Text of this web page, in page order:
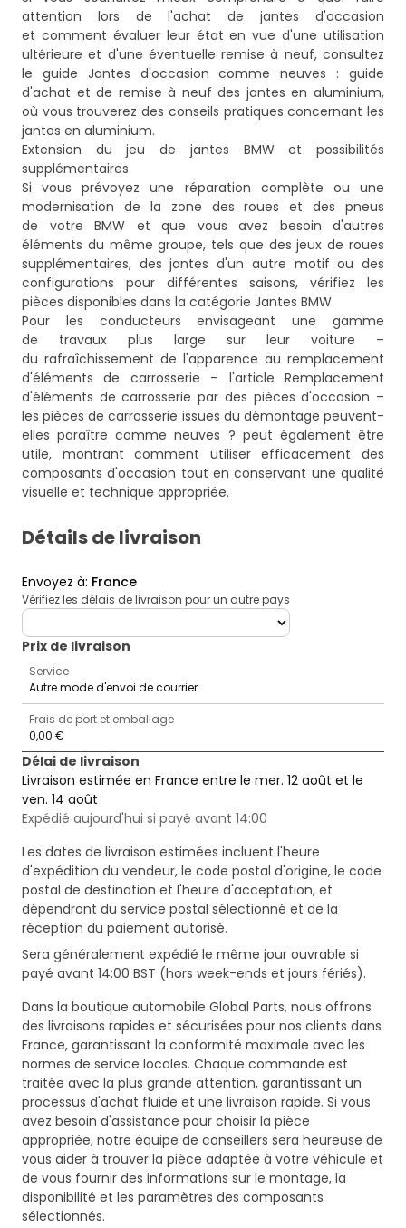
attention lors de l'achat de jantes d'occasion
et comment évaluer leur état en vue d'une utilisation
ultérieure et d'une éventuelle remise à neuf, consultez
le guide Jantes d'occasion comme neuves : guide
d'achat et de remise à neuf des jantes en aluminium,
où vous trouverez des conseils pratiques concernant les
jantes en aluminium.
Extension du jeu de jantes BMW et possibilités
supplémentaires
Si vous prévoyez une réparation complète ou une
modernisation de la zone des roues et des pneus
de votre BMW et que vous avez besoin d'autres
éléments du même groupe, tels que des jeux de roues
supplémentaires, des jantes d'un autre motif ou des
configurations pour différentes saisons, vérifiez les
pièces disponibles dans la catégorie Jantes BMW.
Pour les conducteurs envisageant une gamme
de travaux plus large sur leur voiture –
du rafraîchissement de l'apparence au remplacement
d'éléments de carrosserie – l'article Remplacement
d'éléments de carrosserie par des pièces d'occasion –
les pièces de carrosserie issues du démontage peuvent-
elles paraître comme neuves ? peut également être
utile, montrant comment utiliser efficacement des
composants d'occasion tout en conservant une qualité
visuelle et technique appropriée.
Détails de livraison
Envoyez à: France
Vérifiez les délais de livraison pour un autre pays
deliveryCountry
Prix ​​de livraison
Service
Autre mode d'envoi de courrier
Frais de port et emballage
0,00 €
Délai de livraison
Livraison estimée en France entre le mer. 12 août et le
ven. 14 août
Expédié aujourd'hui si payé avant 14:00
Les dates de livraison estimées incluent l'heure
d'expédition du vendeur, le code postal d'origine, le code
postal de destination et l'heure d'acceptation, et
dépendront du service postal sélectionné et de la
réception du paiement autorisé.
Sera généralement expédié le même jour ouvrable si
payé avant 14:00 BST (hors week-ends et jours fériés).
Dans la boutique automobile Global Parts, nous offrons
des livraisons rapides et sécurisées pour nos clients dans
France, garantissant la conformité maximale avec les
normes de service locales. Chaque commande est
traitée avec la plus grande attention, garantissant un
processus d'achat fluide et une livraison rapide. Si vous
avez besoin d'assistance pour choisir la pièce
appropriée, notre équipe de conseillers sera heureuse de
vous aider à trouver la pièce adaptée à votre véhicule et
de vous fournir des informations sur le montage, la
disponibilité et les paramètres des composants
sélectionnés.